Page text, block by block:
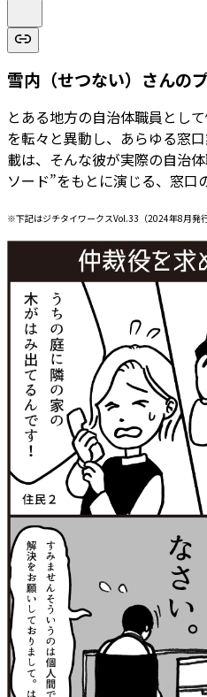
雪内（せつない）さんの
とある地方の自治体職員とし
を転々と異動し、あらゆる窓
載は、そんな彼が実際の自治
ソード”をもとに演じる、窓口
※下記はジチタイワークスVol.33（2024年8月発